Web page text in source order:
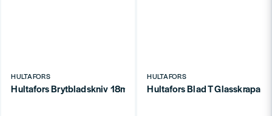
HULTAFORS
Hultafors Brytbladskniv 18mm SFP 18W
HULTAFORS
Hultafors Blad T Glasskrapa